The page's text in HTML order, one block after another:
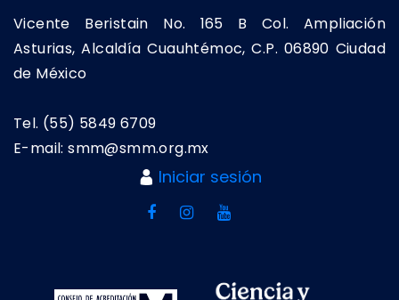
Vicente Beristain No. 165 B Col. Ampliación
Asturias, Alcaldía Cuauhtémoc, C.P. 06890 Ciudad
de México
Tel. (55) 5849 6709
E-mail: smm@smm.org.mx
Iniciar sesión